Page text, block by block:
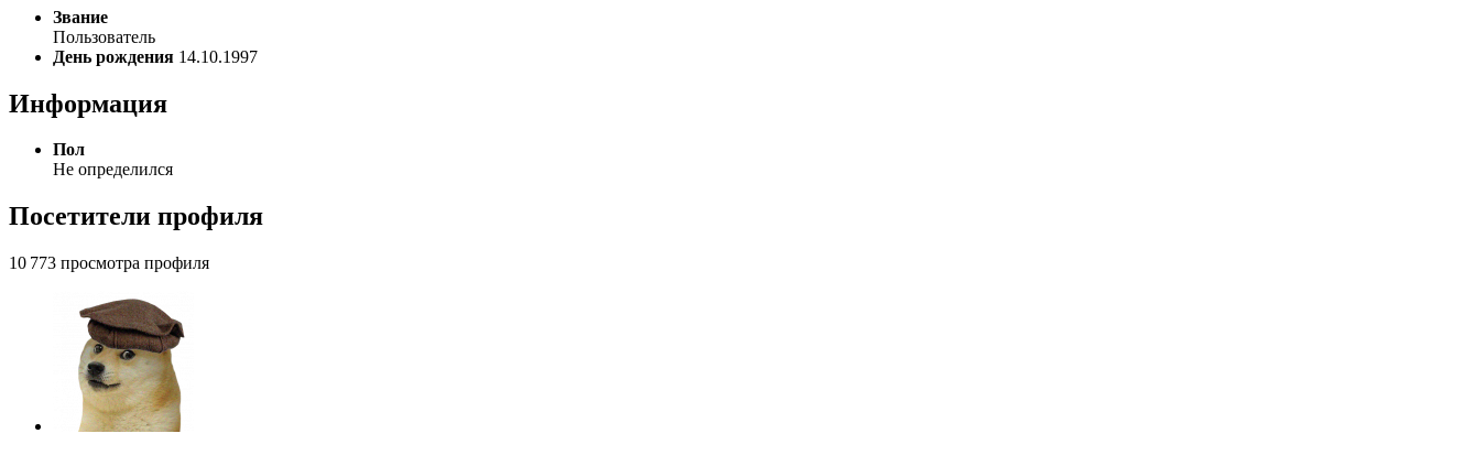
Звание
Пользователь
День рождения 14.10.1997
Информация
Пол
Не определился
Посетители профиля
10 773 просмотра профиля